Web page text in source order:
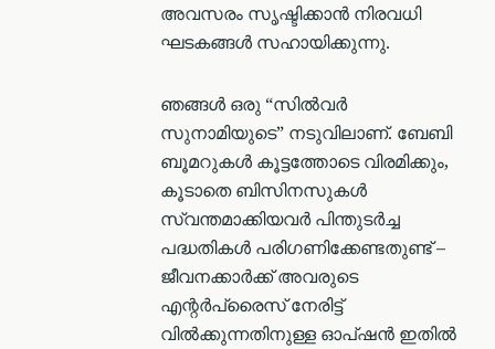
അവസരം സൃഷ്ടിക്കാൻ നിരവധി
ഘടകങ്ങൾ സഹായിക്കുന്നു.
ഞങ്ങൾ ഒരു “സില്‍വര്‍
സുനാമിയുടെ” നടുവിലാണ്. ബേബി
ബൂമറുകൾ കൂട്ടത്തോടെ വിരമിക്കും,
കൂടാതെ ബിസിനസുകൾ
സ്വന്തമാക്കിയവർ പിന്തുടർച്ച
പദ്ധതികൾ പരിഗണിക്കേണ്ടതുണ്ട് –
ജീവനക്കാർക്ക് അവരുടെ
എന്റർപ്രൈസ് നേരിട്ട്
വിൽക്കുന്നതിനുള്ള ഓപ്ഷൻ ഇതിൽ